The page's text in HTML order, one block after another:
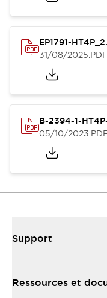
EP1791-
31/08/2025.PDF
B-2394-1-
05/10/2023
Support
Ressources et